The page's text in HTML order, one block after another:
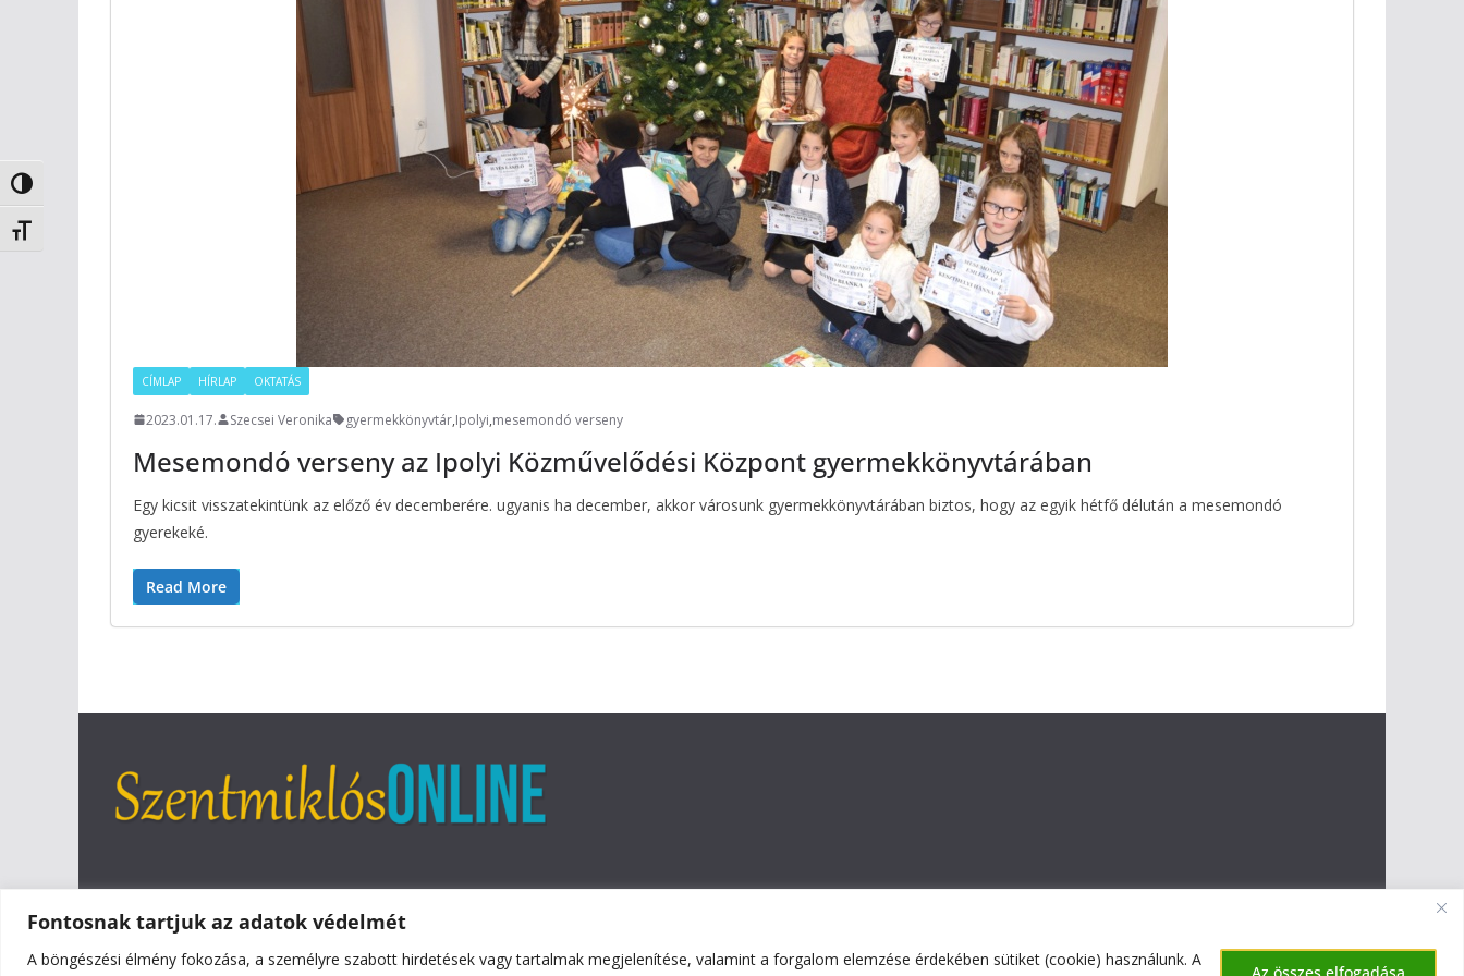
Fontosnak tartjuk az adatok védelmét
A böngészési élmény fokozása, a személyre szabott hirdetések vagy tartalmak megjelenítése, valamint a forgalom elemzése érdekében sütiket (cookie) használunk. A
Az összes elfogadása
Nagy kontraszt váltása
Betűméret váltása
CÍMLAP HÍRLAP OKTATÁS
2023.01.17. Szecsei Veronika gyermekkönyvtár,Ipolyi,mesemondó verseny
Mesemondó verseny az Ipolyi Közművelődési Központ gyermekkönyvtárában
Egy kicsit visszatekintünk az előző év decemberére. ugyanis ha december, akkor városunk gyermekkönyvtárában biztos, hogy az egyik hétfő délután a mesemondó
gyerekeké.
Read More
Copyright © 2026Szentmiklós Online. All rights reserved.